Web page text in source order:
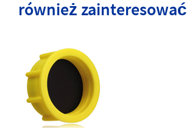
również zainteresować